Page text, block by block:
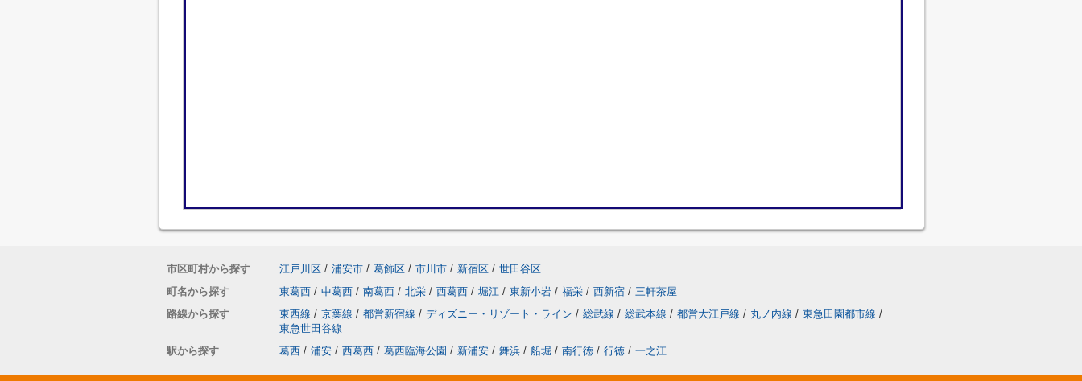
市区町村から探す 江戸川区 / 浦安市 / 葛飾区 / 市川市 / 新宿区 / 世田谷区
町名から探す
東葛西 / 中葛西 / 南葛西 / 北栄 / 西葛西 / 堀江 / 東新小岩 / 福栄 / 西新宿 / 三軒茶屋
路線から探す
東西線 / 京葉線 / 都営新宿線 / ディズニー・リゾート・ライン / 総武線 / 総武本線 / 都営大江戸線 / 丸ノ内線 / 東急田園都市線 /
東急世田谷線
駅から探す
葛西 / 浦安 / 西葛西 / 葛西臨海公園 / 新浦安 / 舞浜 / 船堀 / 南行徳 / 行徳 / 一之江